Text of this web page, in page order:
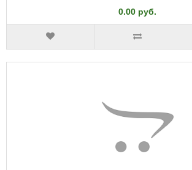
0.00 руб.